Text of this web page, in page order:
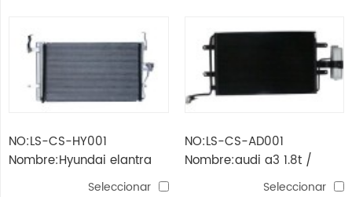
NO:LS-CS-HY001
Nombre:Hyundai elantra
1.6l '01 -'06 / tiburon 2.7l
Seleccionar
NO:LS-CS-AD001
Nombre:audi a3 1.8t /
skoda / vw bora 2.0 / golf
Seleccionar